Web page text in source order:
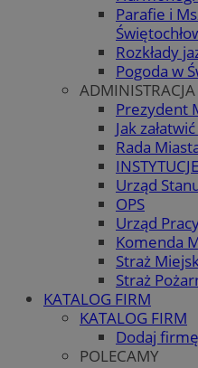
Parafie i
Rozkłady
Pogoda w
ADMINISTRACJA
Prezydent
Jak
Rada
INSTYTUCJE
Urząd
OPS
Urząd
Komenda
Straż
Straż
KATALOG FIRM
KATALOG FIRM
Dodaj
POLECAMY